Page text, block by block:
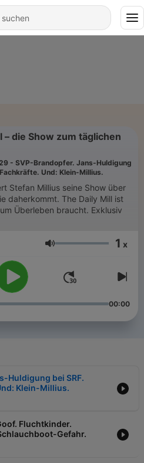
– die Show zum täglichen
- SVP-Brandopfer. Jans-Huldigung
Und: Klein-Millius.
Stefan Millius seine Show über
daherkommt. The Daily Mill ist
Überleben braucht. Exklusiv
Lautstärke 1 x
00:00
Huldigung bei SRF.
Klein-Millius.
Fluchtkinder.
Gefahr.